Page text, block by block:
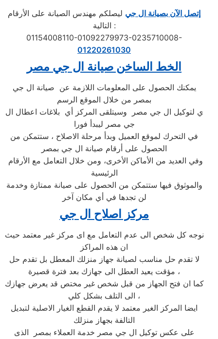
إتصل الآن بصيانة ال جي ليصلكم مهندس الصيانة على الأرقام
التالية :
01154008110-01092279973-0235710008-
01220261030
الخط الساخن صيانة ال جي مصر
يمكنك الحصول على المعلومات اللازمة عن صيانة ال جي
بمصر من خلال الموقع الرسم
ي لتوكيل ال جي مصر وسيتلقى المركز أي بلاغات اعطال ال
جي مصر ليبدأ فورا
في التحرك لموقع العميل وبدأ مرحلة الاصلاح ، ستتمكن من
الحصول على أرقام صيانة ال جي بمصر
الرئيسية
والموثوق فيها ستتمكن من الحصول على صيانة ممتازة وخدمة
لن تجدها في أي مكان آخر
مركز اصلاح ال جي
نوجه كل شخص الى عدم التعامل مع اى مركز غير معتمد حيث
ان هذه المراكز
لا تقدم حل مناسب لصيانة جهاز منزلك المعطل بل تقدم حل
مؤقت يعيد العطل الى جهازك بعد فترة قصيرة ،
كما ان فتح الجهاز من قبل شخص غير مختص قد يعرض جهازك
الى التلف بشكل كلي ،
ايضا المركز الغير معتمد لا يقدم القطع الغيار الاصلية لتبديل
التالفة بجهاز منزلك
على عكس توكيل ال جي مصر خدمة العملاء بمصر الذى